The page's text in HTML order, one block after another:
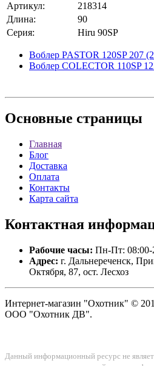
Артикул:
218314
Длина:
90
Серия:
Hiru 90SP
Воблер PASTOR 120SP 207
Воблер COLECTOR 110SP
Основные страницы
Главная
Блог
Доставка
Оплата
Контакты
Карта сайта
Контактная
Рабочие часы: Пн-Пт: 08:00-
Адрес: г. Дальнереченск,
Октября, 87, ост. Лесхоз
Интернет-магазин "Охотник" ©
ООО "Охотник ДВ".
Данный информационный ресурс не